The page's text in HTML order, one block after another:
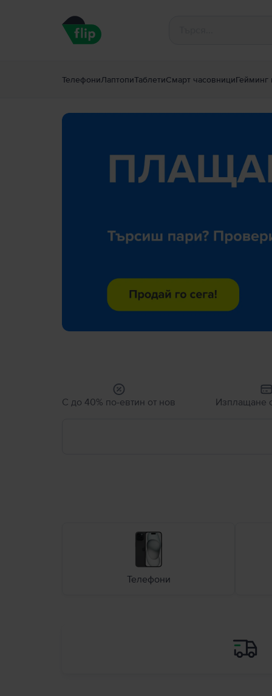
ТелефониЛаптопиТаблетиСмарт часовнициГейминг
С до 40% по-евтин от нов Изплащане
Телефони